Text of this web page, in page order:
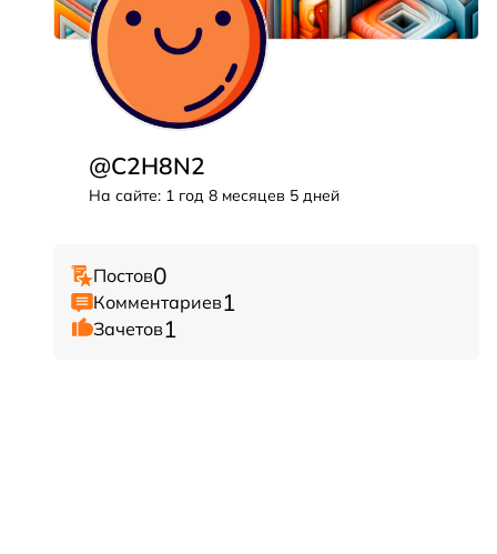
@C2H8N2
На сайте: 1 год 8 месяцев 5 дней
Постов0
Комментариев1
Зачетов1